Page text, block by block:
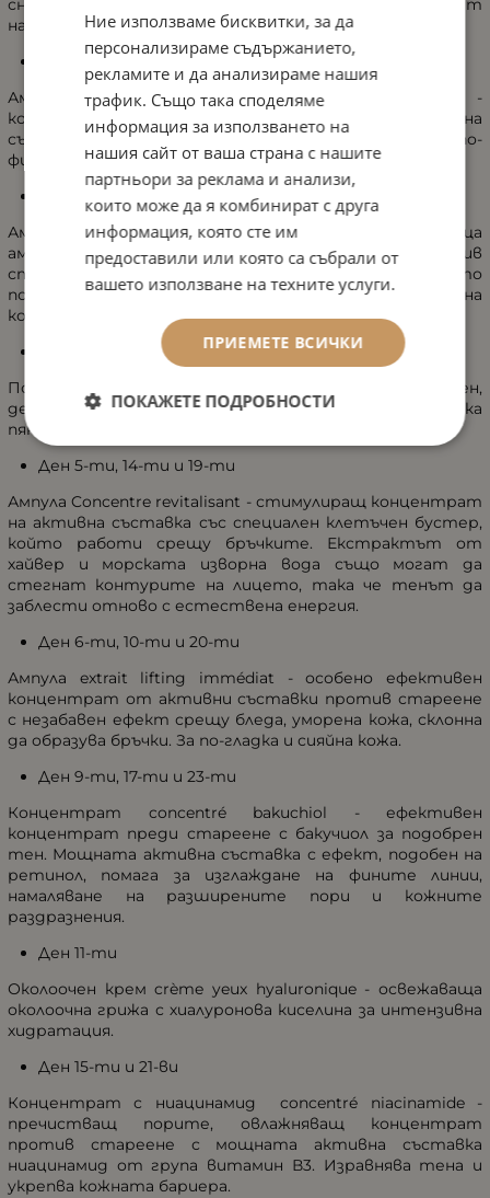
снабдяване с влага бръчките от сухота изглеждат
намалени.
Ден 2-ри и 13-ти:
Ампула Phyto StemCell concentrate rénovateur -
концентрат с изглаждащата кожата активна
съставка със стволови клетки от ябълка осигурява по-
фин, равномерен и сияен тен и по-стегната кожа.
Ампула Matrix Repair Concentrate - възстановяваща
ампула с биомиметични пептиди за пълна сила против
стареене - съдържа и екстракт от планктон, който
подпомага собствените процеси на възстановяване на
кожата.
Почистваща пяна la mousse pureté - луксозен,
деликатен почистващ мус, който глези кожата с мека
пяна без сапун.
Ден 5-ти, 14-ти и 19-ти
Ампула Concentre revitalisant - стимулиращ концентрат
на активна съставка със специален клетъчен бустер,
който работи срещу бръчките. Екстрактът от
хайвер и морската изворна вода също могат да
стегнат контурите на лицето, така че тенът да
заблести отново с естествена енергия.
Ден 6-ти, 10-ти и 20-ти
Ампула extrait lifting immédiat - особено ефективен
концентрат от активни съставки против стареене
с незабавен ефект срещу бледа, уморена кожа, склонна
да образува бръчки. За по-гладка и сияйна кожа.
Ден 9-ти, 17-ти и 23-ти
Концентрат concentré bakuchiol - ефективен
концентрат преди стареене с бакучиол за подобрен
тен. Мощната активна съставка с ефект, подобен на
ретинол, помага за изглаждане на фините линии,
намаляване на разширените пори и кожните
раздразнения.
Ден 11-ти
Околоочен крем crème yeux hyaluronique - освежаваща
околоочна грижа с хиалуронова киселина за интензивна
хидратация.
Ден 15-ти и 21-ви
Концентрат с ниацинамид concentré niacinamide -
пречистващ порите, овлажняващ концентрат
против стареене с мощната активна съставка
ниацинамид от група витамин В3. Изравнява тена и
укрепва кожната бариера.
Ние използваме бисквитки, за да
персонализираме съдържанието,
рекламите и да анализираме нашия
трафик. Също така споделяме
информация за използването на
нашия сайт от ваша страна с нашите
партньори за реклама и анализи,
които може да я комбинират с друга
информация, която сте им
предоставили или която са събрали от
вашето използване на техните услуги.
ПРИЕМЕТЕ ВСИЧКИ
ПОКАЖЕТЕ ПОДРОБНОСТИ